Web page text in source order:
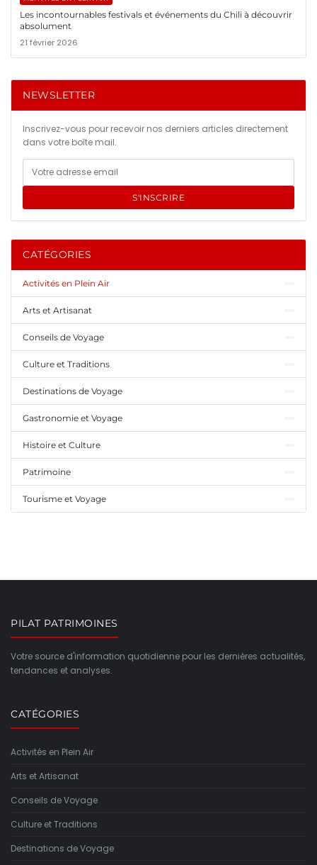
Les incontournables festivals et événements du Chili à découvrir
absolument
21 février 2026
NEWSLETTER
Inscrivez-vous pour recevoir nos derniers articles directement
dans votre boîte mail.
S'INSCRIRE
CATÉGORIES
Activités en Plein Air
Arts et Artisanat
Conseils de Voyage
Culture et Traditions
Destinations de Voyage
Gastronomie et Voyage
Histoire et Culture
Patrimoine
Tourisme et Voyage
PILAT PATRIMOINES
Votre source d'information quotidienne pour les dernières actualités,
tendances et analyses.
CATÉGORIES
Activités en Plein Air
Arts et Artisanat
Conseils de Voyage
Culture et Traditions
Destinations de Voyage